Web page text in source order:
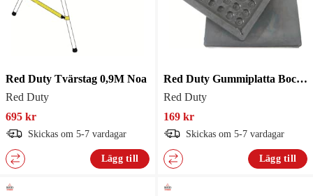
Red Duty Tvärstag 0,9M Noa
Red Duty
695 kr
Skickas om 5-7 vardagar
Lägg till
Red Duty Gummiplatta Bockar/Stöttor
Red Duty
169 kr
Skickas om 5-7 vardagar
Lägg till